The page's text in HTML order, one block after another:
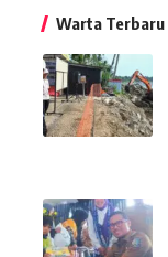
Warta Terbaru